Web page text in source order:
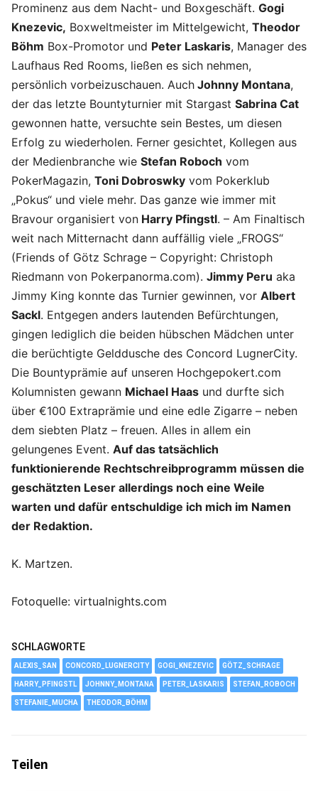
Prominenz aus dem Nacht- und Boxgeschäft. Gogi
Knezevic, Boxweltmeister im Mittelgewicht, Theodor
Böhm Box-Promotor und Peter Laskaris, Manager des
Laufhaus Red Rooms, ließen es sich nehmen,
persönlich vorbeizuschauen. Auch Johnny Montana,
der das letzte Bountyturnier mit Stargast Sabrina Cat
gewonnen hatte, versuchte sein Bestes, um diesen
Erfolg zu wiederholen. Ferner gesichtet, Kollegen aus
der Medienbranche wie Stefan Roboch vom
PokerMagazin, Toni Dobroswky vom Pokerklub
„Pokus“ und viele mehr. Das ganze wie immer mit
Bravour organisiert von Harry Pfingstl. – Am Finaltisch
weit nach Mitternacht dann auffällig viele „FROGS“
(Friends of Götz Schrage – Copyright: Christoph
Riedmann von Pokerpanorma.com). Jimmy Peru aka
Jimmy King konnte das Turnier gewinnen, vor Albert
Sackl. Entgegen anders lautenden Befürchtungen,
gingen lediglich die beiden hübschen Mädchen unter
die berüchtigte Gelddusche des Concord LugnerCity.
Die Bountyprämie auf unseren Hochgepokert.com
Kolumnisten gewann Michael Haas und durfte sich
über €100 Extraprämie und eine edle Zigarre – neben
dem siebten Platz – freuen. Alles in allem ein
gelungenes Event. Auf das tatsächlich
funktionierende Rechtschreibprogramm müssen die
geschätzten Leser allerdings noch eine Weile
warten und dafür entschuldige ich mich im Namen
der Redaktion.
K. Martzen.
Fotoquelle: virtualnights.com
SCHLAGWORTE
ALEXIS_SAN CONCORD_LUGNERCITY GOGI_KNEZEVIC GÖTZ_SCHRAGE
HARRY_PFINGSTL JOHNNY_MONTANA PETER_LASKARIS STEFAN_ROBOCH
STEFANIE_MUCHA THEODOR_BÖHM
Teilen